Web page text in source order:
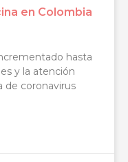
en Colombia
hasta
y la atención
de coronavirus